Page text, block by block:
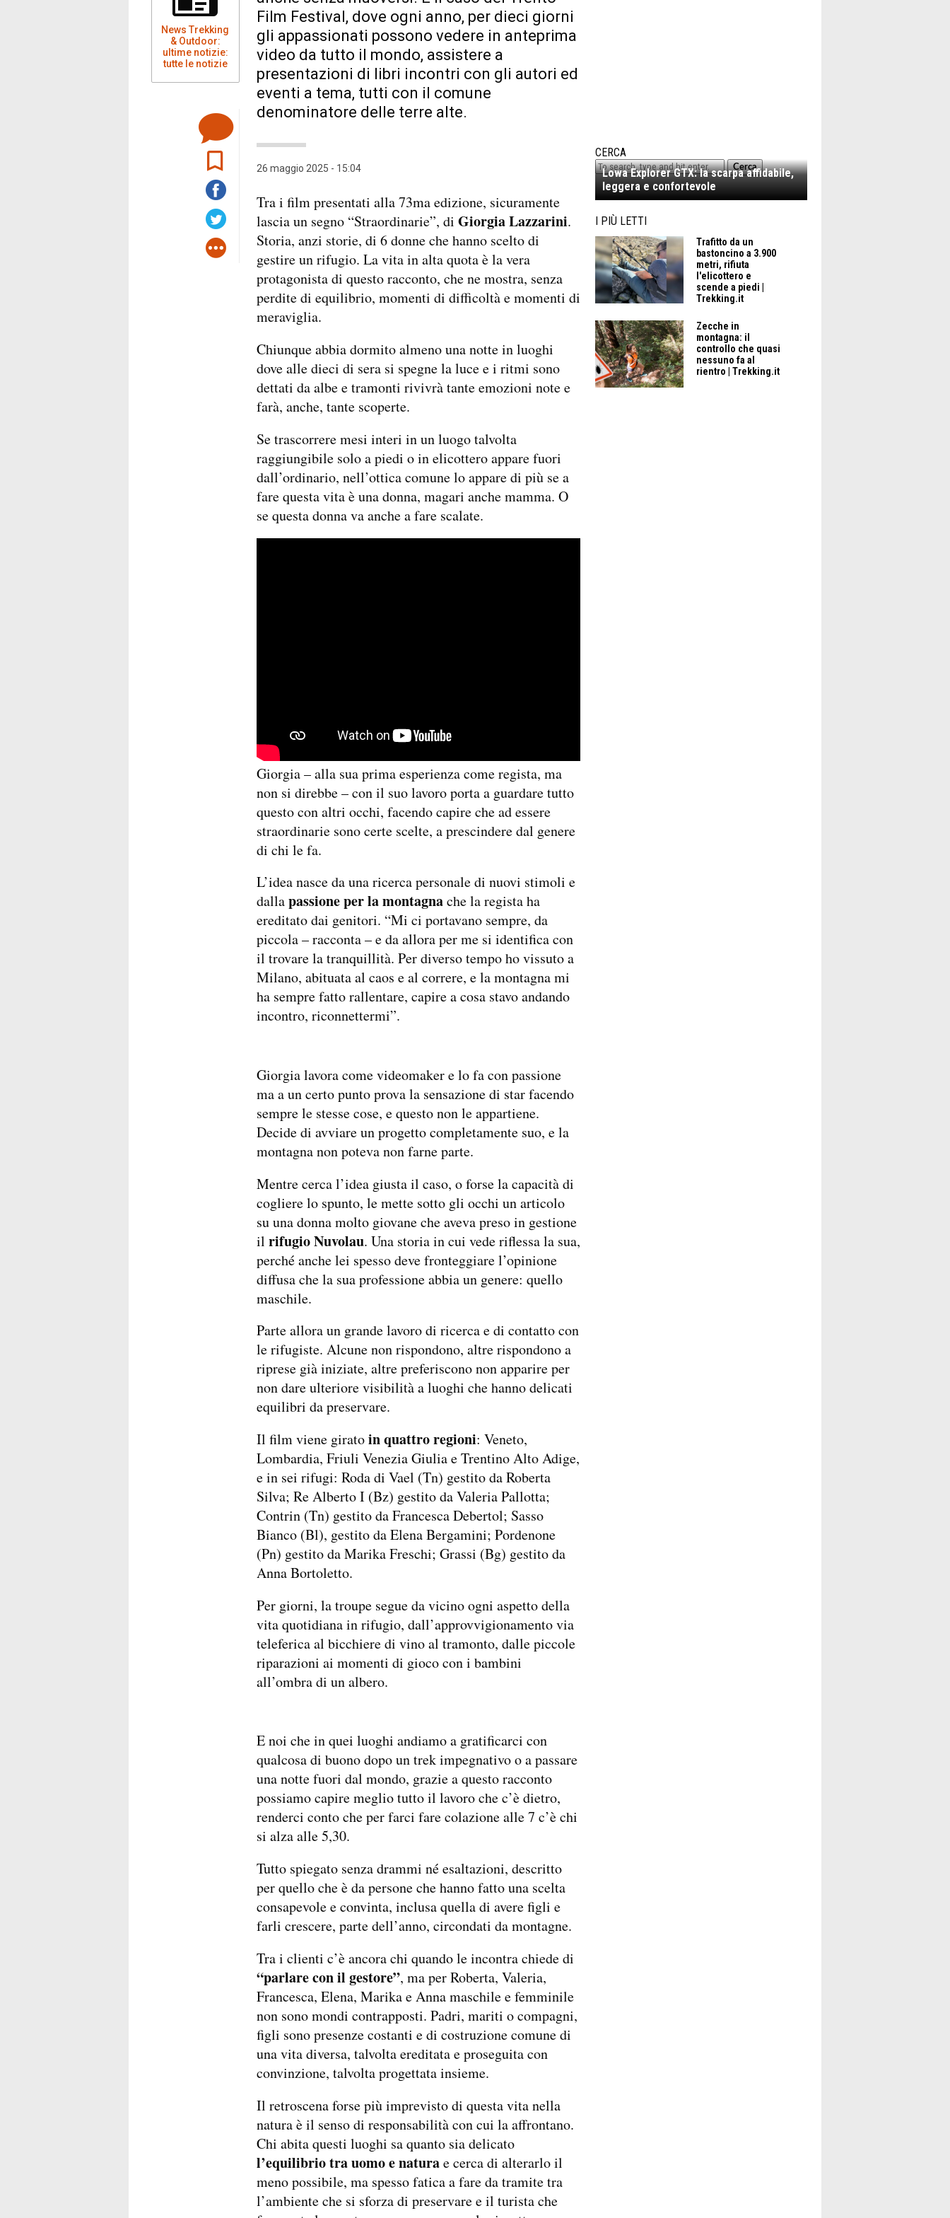
News Trekking
& Outdoor:
ultime notizie:
tutte le notizie
Film Festival, dove ogni anno, per dieci giorni
gli appassionati possono vedere in anteprima
video da tutto il mondo, assistere a
presentazioni di libri incontri con gli autori ed
eventi a tema, tutti con il comune
denominatore delle terre alte.
26 maggio 2025 - 15:04
Tra i film presentati alla 73ma edizione, sicuramente
lascia un segno “Straordinarie”, di Giorgia Lazzarini.
Storia, anzi storie, di 6 donne che hanno scelto di
gestire un rifugio. La vita in alta quota è la vera
protagonista di questo racconto, che ne mostra, senza
perdite di equilibrio, momenti di difficoltà e momenti di
meraviglia.
Chiunque abbia dormito almeno una notte in luoghi
dove alle dieci di sera si spegne la luce e i ritmi sono
dettati da albe e tramonti rivivrà tante emozioni note e
farà, anche, tante scoperte.
Se trascorrere mesi interi in un luogo talvolta
raggiungibile solo a piedi o in elicottero appare fuori
dall’ordinario, nell’ottica comune lo appare di più se a
fare questa vita è una donna, magari anche mamma. O
se questa donna va anche a fare scalate.
Giorgia – alla sua prima esperienza come regista, ma
non si direbbe – con il suo lavoro porta a guardare tutto
questo con altri occhi, facendo capire che ad essere
straordinarie sono certe scelte, a prescindere dal genere
di chi le fa.
L’idea nasce da una ricerca personale di nuovi stimoli e
dallapassione per la montagnache la regista ha
ereditato dai genitori. “Mi ci portavano sempre, da
piccola – racconta – e da allora per me si identifica con
il trovare la tranquillità. Per diverso tempo ho vissuto a
Milano, abituata al caos e al correre, e la montagna mi
ha sempre fatto rallentare, capire a cosa stavo andando
incontro, riconnettermi”.
Giorgia lavora come videomaker e lo fa con passione
ma a un certo punto prova la sensazione di star facendo
sempre le stesse cose, e questo non le appartiene.
Decide di avviare un progetto completamente suo, e la
montagna non poteva non farne parte.
Mentre cerca l’idea giusta il caso, o forse la capacità di
cogliere lo spunto, le mette sotto gli occhi un articolo
su una donna molto giovane che aveva preso in gestione
il rifugio Nuvolau. Una storia in cui vede riflessa la sua,
perché anche lei spesso deve fronteggiare l’opinione
diffusa che la sua professione abbia un genere: quello
maschile.
Parte allora un grande lavoro di ricerca e di contatto con
le rifugiste. Alcune non rispondono, altre rispondono a
riprese già iniziate, altre preferiscono non apparire per
non dare ulteriore visibilità a luoghi che hanno delicati
equilibri da preservare.
Il film viene giratoin quattro regioni: Veneto,
Lombardia, Friuli Venezia Giulia e Trentino Alto Adige,
e in sei rifugi: Roda di Vael (Tn) gestito da Roberta
Silva; Re Alberto I (Bz) gestito da Valeria Pallotta;
Contrin (Tn) gestito da Francesca Debertol; Sasso
Bianco (Bl), gestito da Elena Bergamini; Pordenone
(Pn) gestito da Marika Freschi; Grassi (Bg) gestito da
Anna Bortoletto.
Per giorni, la troupe segue da vicino ogni aspetto della
vita quotidiana in rifugio, dall’approvvigionamento via
teleferica al bicchiere di vino al tramonto, dalle piccole
riparazioni ai momenti di gioco con i bambini
all’ombra di un albero.
E noi che in quei luoghi andiamo a gratificarci con
qualcosa di buono dopo un trek impegnativo o a passare
una notte fuori dal mondo, grazie a questo racconto
possiamo capire meglio tutto il lavoro che c’è dietro,
renderci conto che per farci fare colazione alle 7 c’è chi
si alza alle 5,30.
Tutto spiegato senza drammi né esaltazioni, descritto
per quello che è da persone che hanno fatto una scelta
consapevole e convinta, inclusa quella di avere figli e
farli crescere, parte dell’anno, circondati da montagne.
Tra i clienti c’è ancora chi quando le incontra chiede di
“parlare con il gestore”, ma per Roberta, Valeria,
Francesca, Elena, Marika e Anna maschile e femminile
non sono mondi contrapposti. Padri, mariti o compagni,
figli sono presenze costanti e di costruzione comune di
una vita diversa, talvolta ereditata e proseguita con
convinzione, talvolta progettata insieme.
Il retroscena forse più imprevisto di questa vita nella
natura è il senso di responsabilità con cui la affrontano.
Chi abita questi luoghi sa quanto sia delicato
l’equilibrio tra uomo e naturae cerca di alterarlo il
meno possibile, ma spesso fatica a fare da tramite tra
l’ambiente che si sforza di preservare e il turista che
CERCA
Cerca
Lowa Explorer GTX: la scarpa affidabile,
leggera e confortevole
I PIÙ LETTI
Trafitto da un
bastoncino a 3.900
metri, rifiuta
l'elicottero e
scende a piedi |
Trekking.it
Zecche in
montagna: il
controllo che quasi
nessuno fa al
rientro | Trekking.it